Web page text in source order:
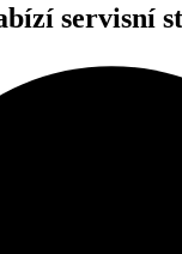
servisní